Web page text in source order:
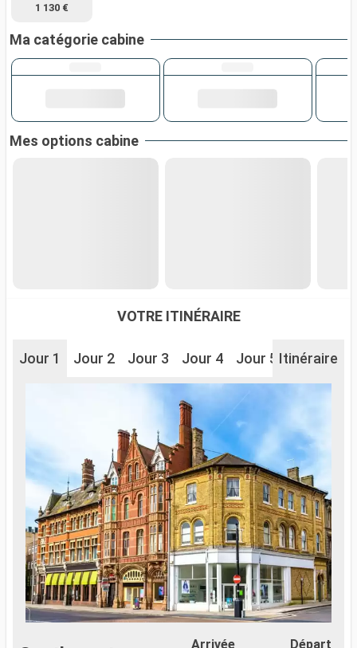
1 130 €
Ma catégorie cabine
Mes options cabine
VOTRE ITINÉRAIRE
Jour 1 Jour 2 Jour 3 Jour 4 Jour 5 Jour 6
Itinéraire
Arrivée
Départ